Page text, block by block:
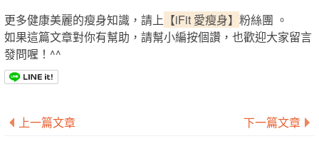
更多健康美麗的瘦身知識，請上 【iFit 愛瘦身】 粉絲團 。
如果這篇文章對你有幫助，請幫小編按個讚，也歡迎大家留言
發問喔！^^
上一篇文章 下一篇文章